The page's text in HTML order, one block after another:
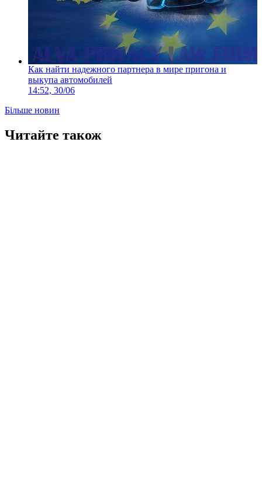
Как найти надежного партнера в мире пригона и
выкупа автомобилей
14:52, 30/06
Більше новин
Читайте також